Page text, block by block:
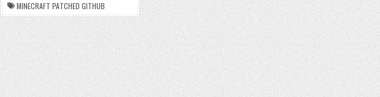
MINECRAFT PATCHED GITHUB